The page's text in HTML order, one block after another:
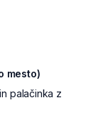
mesto)
palačinka z